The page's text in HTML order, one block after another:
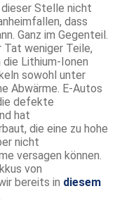
Stelle nicht
dass
Ganz im Gegenteil.
Tat weniger Teile,
Lithium-Ionen
sowohl unter
Abwärme. E-Autos
defekte
hat
die eine zu hohe
nicht
versagen können.
von
bereits in diesem